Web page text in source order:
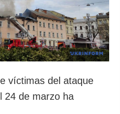
víctimas del ataque
24 de marzo ha